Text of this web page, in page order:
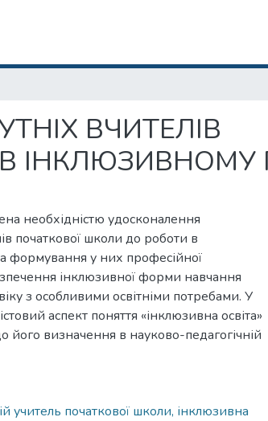
ВЧИТЕЛІВ
ІНКЛЮЗИВНОМУ
необхідністю удосконалення
початкової школи до роботи в
формування у них професійної
інклюзивної форми навчання
з особливими освітніми потребами. У
аспект поняття «інклюзивна освіта»
його визначення в науково-педагогічній
учитель початкової школи, інклюзивна